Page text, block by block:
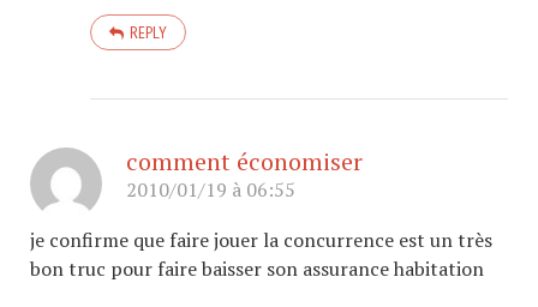
REPLY
comment économiser
2010/01/19 à 06:55
je confirme que faire jouer la concurrence est un très
bon truc pour faire baisser son assurance habitation